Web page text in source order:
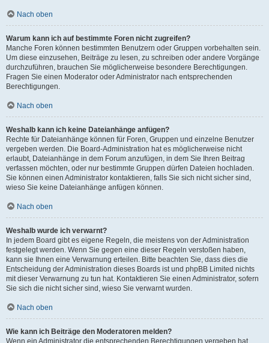
Nach oben
Warum kann ich auf bestimmte Foren nicht zugreifen?
Manche Foren können bestimmten Benutzern oder Gruppen vorbehalten sein.
Um diese einzusehen, Beiträge zu lesen, zu schreiben oder andere Vorgänge
durchzuführen, brauchen Sie möglicherweise besondere Berechtigungen.
Fragen Sie einen Moderator oder Administrator nach entsprechenden
Berechtigungen.
Nach oben
Weshalb kann ich keine Dateianhänge anfügen?
Rechte für Dateianhänge können für Foren, Gruppen und einzelne Benutzer
vergeben werden. Die Board-Administration hat es möglicherweise nicht
erlaubt, Dateianhänge in dem Forum anzufügen, in dem Sie Ihren Beitrag
verfassen möchten, oder nur bestimmte Gruppen dürfen Dateien hochladen.
Sie können einen Administrator kontaktieren, falls Sie sich nicht sicher sind,
wieso Sie keine Dateianhänge anfügen können.
Nach oben
Weshalb wurde ich verwarnt?
In jedem Board gibt es eigene Regeln, die meistens von der Administration
festgelegt werden. Wenn Sie gegen eine dieser Regeln verstoßen haben,
kann sie Ihnen eine Verwarnung erteilen. Bitte beachten Sie, dass dies die
Entscheidung der Administration dieses Boards ist und phpBB Limited nichts
mit dieser Verwarnung zu tun hat. Kontaktieren Sie einen Administrator, sofern
Sie sich die nicht sicher sind, wieso Sie verwarnt wurden.
Nach oben
Wie kann ich Beiträge den Moderatoren melden?
Wenn ein Administrator die entsprechenden Berechtigungen vergeben hat,